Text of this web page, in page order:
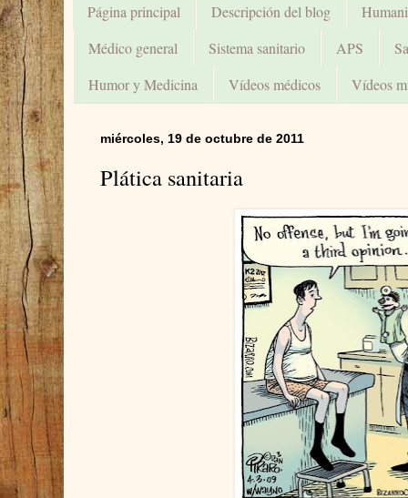
Página principal Descripción del blog
Médico general
Sistema sanitario APS
Humor y Medicina
Vídeos médicos Vídeos
miércoles, 19 de octubre de 2011
Plática sanitaria